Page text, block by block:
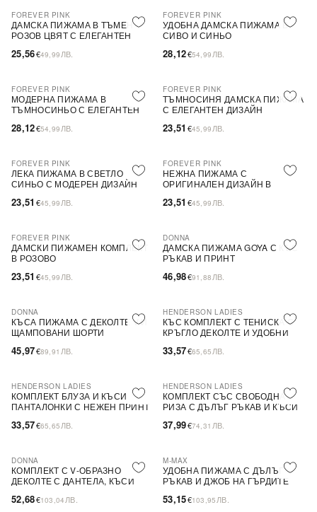
FOREVER PINK
ДАМСКА ПИЖАМА В ТЪМЕН
РОЗОВ ЦВЯТ С ЕЛЕГАНТЕН
25,56€49,99 ЛВ.
FOREVER PINK
УДОБНА ДАМСКА ПИЖАМА В
СИВО И СИНЬО
28,12€54,99 ЛВ.
FOREVER PINK
МОДЕРНА ПИЖАМА В
ТЪМНОСИНЬО С ЕЛЕГАНТЕН
28,12€54,99 ЛВ.
PLUS SIZE
FOREVER PINK
ТЪМНОСИНЯ ДАМСКА ПИЖАМА
С ЕЛЕГАНТЕН ДИЗАЙН
23,51 €45,99 ЛВ.
PLUS SIZE
FOREVER PINK
ЛЕКА ПИЖАМА В СВЕТЛО
СИНЬО С МОДЕРЕН ДИЗАЙН
23,51 €45,99 ЛВ.
PLUS SIZE
FOREVER PINK
НЕЖНА ПИЖАМА С
ОРИГИНАЛЕН ДИЗАЙН В
23,51 €45,99 ЛВ.
ПОСЛЕДНА БРОЙКА
FOREVER PINK
ДАМСКИ ПИЖАМЕН КОМПЛЕКТ
В РОЗОВО
23,51 €45,99 ЛВ.
DONNA
ДАМСКА ПИЖАМА GOYA С КЪС
РЪКАВ И ПРИНТ
46,98€91,88 ЛВ.
ПОСЛЕДНА БРОЙКА
DONNA
КЪСА ПИЖАМА С ДЕКОЛТЕ V И
ЩАМПОВАНИ ШОРТИ
45,97€89,91 ЛВ.
HENDERSON LADIES
КЪС КОМПЛЕКТ С ТЕНИСКА С
КРЪГЛО ДЕКОЛТЕ И УДОБНИ
ТАЛИЯ
33,57€65,65 ЛВ.
HENDERSON LADIES
КОМПЛЕКТ БЛУЗА И КЪСИ
ПАНТАЛОНКИ С НЕЖЕН ПРИНТ
33,57€65,65 ЛВ.
HENDERSON LADIES
КОМПЛЕКТ СЪС СВОБОДНА
РИЗА С ДЪЛЪГ РЪКАВ И КЪСИ
37,99€74,31 ЛВ.
DONNA
КОМПЛЕКТ С V-ОБРАЗНО
ДЕКОЛТЕ С ДАНТЕЛА, КЪСИ
ПАНТАЛОНИ С ЩАМПА
52,68€103,04 ЛВ.
M-MAX
УДОБНА ПИЖАМА С ДЪЛЪГ
РЪКАВ И ДЖОБ НА ГЪРДИТЕ
53,15€103,95 ЛВ.